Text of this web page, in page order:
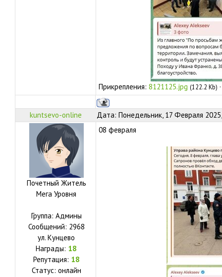
Прикрепления: 8121125.jpg (122.2 Kb)
kuntsevo-online Дата: Понедельник, 17 Февраля
Почетный Житель
Мега Уровня
Группа: Админы
Сообщений: 2968
ул. Кунцево
Награды: 18
Репутация: 18
Статус: онлайн
08 февраля